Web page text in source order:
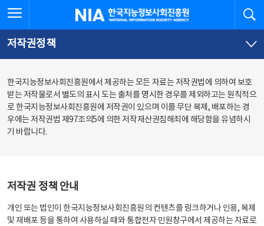
문
로
가
체
뉴
바
가
한국지능정보사회진흥원
저작권정책
한국지능정보사회진흥원에서 제공하는 모든 자료는 저작권법에 의하여 보호
받는 저작물로서 별도의 표시 도는 출처를 명시한 경우를 제외하고는 원칙적으
로 한국지능정보사회진흥원에 저작권이 있으며 이를 무단 복제, 배포하는 경
우에는 저작권법 제97조의5에 의한 저작재산권침해죄에 해당함을 유념하시
기 바랍니다.
저작권 정책 안내
개인 또는 법인이 한국지능정보사회진흥원의 컨텐츠를 링크하거나 인용, 복제
및 재배포 등을 통하여 사용하실 때와 통합전자 민원창구에서 제공하는 자료로